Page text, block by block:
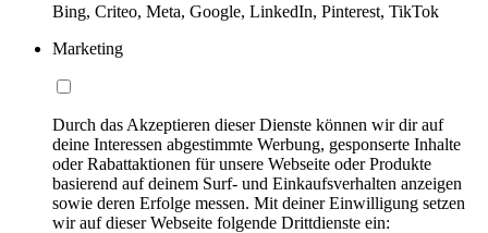
Bing, Criteo, Meta, Google, LinkedIn, Pinterest, TikTok
Marketing
Durch das Akzeptieren dieser Dienste können wir dir auf
deine Interessen abgestimmte Werbung, gesponserte Inhalte
oder Rabattaktionen für unsere Webseite oder Produkte
basierend auf deinem Surf- und Einkaufsverhalten anzeigen
sowie deren Erfolge messen. Mit deiner Einwilligung setzen
wir auf dieser Webseite folgende Drittdienste ein: